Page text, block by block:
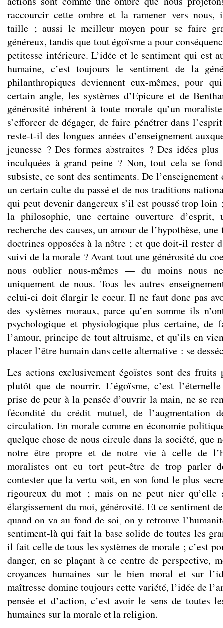
raccourcir cette ombre et la ramener vers
taille ; aussi le meilleur moyen pour se faire
généreux, tandis que tout égoïsme a pour
petitesse intérieure. L’idée et le sentiment qui est
humaine, c’est toujours le sentiment de la
philanthropiques deviennent eux-mêmes, pour
certain angle, les systèmes d’Epicure et de
générosité inhérent à toute morale qu’un
s’efforcer de dégager, de faire pénétrer dans
reste-t-il des longues années d’enseignement
jeunesse ? Des formes abstraites ? Des idées
inculquées à grand peine ? Non, tout cela se
subsiste, ce sont des sentiments. De
un certain culte du passé et de nos traditions
qui peut devenir dangereux s’il est poussé trop loin
la philosophie, une certaine ouverture
recherche des causes, un amour de l’hypothèse,
doctrines opposées à la nôtre ; et que doit-il rester
suivi de la morale ? Avant tout une générosité du
nous oublier nous-mêmes — du moins nous
uniquement de nous. Tous les autres
celui-ci doit élargir le coeur. Il ne faut donc pas
des systèmes moraux, parce qu’en somme ils
psychologique et physiologique plus certaine, de
l’amour, principe de tout altruisme, et qu’ils en
placer l’être humain dans cette alternative : se
Les actions exclusivement égoïstes sont des fruits
plutôt que de nourrir. L’égoïsme, c’est
prise de peur à la pensée d’ouvrir la main, ne se
fécondité du crédit mutuel, de l’augmentation
circulation. En morale comme en économie
quelque chose de nous circule dans la société, que
notre être propre et de notre vie à celle de
moralistes ont eu tort peut-être de trop parler
contester que la vertu soit, en son fond le plus
rigoureux du mot ; mais on ne peut nier qu’elle
élargissement du moi, générosité. Et ce sentiment
quand on va au fond de soi, on y retrouve
sentiment-là qui fait la base solide de toutes les
il fait celle de tous les systèmes de morale ; c’est
danger, en se plaçant à ce centre de perspective,
croyances humaines sur le bien moral et sur
maîtresse domine toujours cette variété, l’idée de
pensée et d’action, c’est avoir le sens de toutes
humaines sur la morale et la religion.